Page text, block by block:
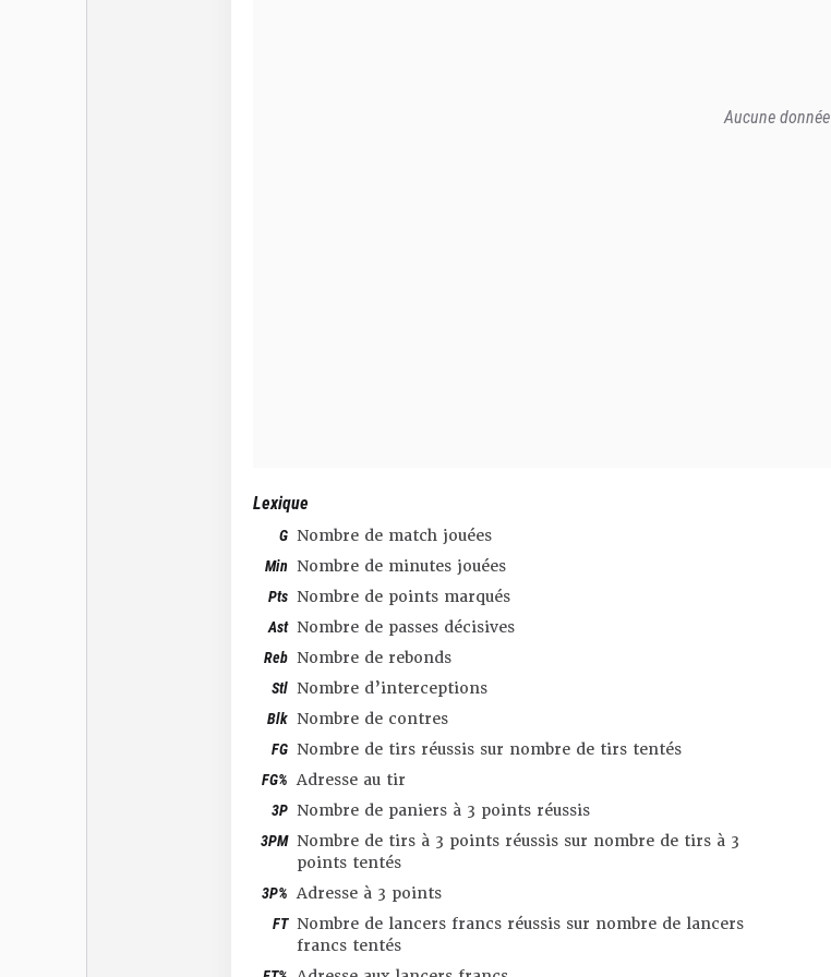
Aucune donnée
Lexique
G Nombre de match jouées
Min Nombre de minutes jouées
Pts Nombre de points marqués
Ast Nombre de passes décisives
Reb Nombre de rebonds
Stl Nombre d’interceptions
Blk Nombre de contres
FG Nombre de tirs réussis sur nombre de tirs tentés
FG% Adresse au tir
3P Nombre de paniers à 3 points réussis
3PM Nombre de tirs à 3 points réussis sur nombre de tirs à 3
points tentés
3P% Adresse à 3 points
FT Nombre de lancers francs réussis sur nombre de lancers
francs tentés